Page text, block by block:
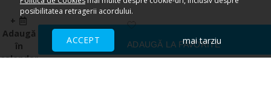
+
Adaugă
în
calendar
ADAUGĂ LA FAVORITE
posibilitatea retragerii acordului.
ACCEPT mai tarziu